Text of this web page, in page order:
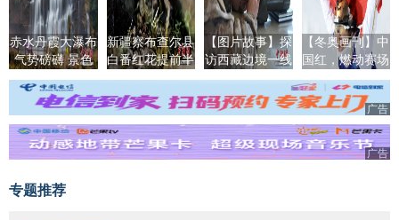
赤水丹霞大瀑布
气势磅礴 景色
迷人
新疆察布查尔县
白番红花提前半
个月顶冰盛开
【图片故事】探
访西藏边境一线
戍边军人新年里
的高海拔坚守
【冬奥画刊】中
国红，燃动赛场
广告
广告
专题推荐